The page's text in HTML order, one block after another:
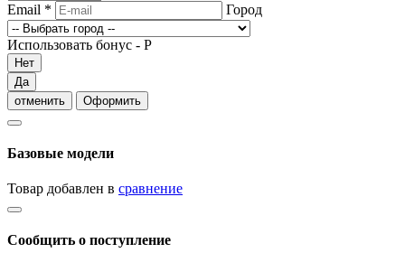
Email * Город
Использовать бонус - Р
Нет
Да
отменить
Оформить
Базовые модели
Товар добавлен в сравнение
Сообщить о поступление